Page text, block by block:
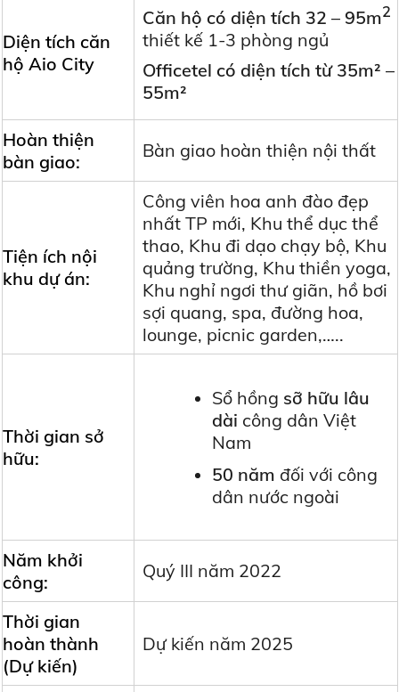
Diện tích căn
hộ Aio City
Căn hộ có diện tích 32 – 95m2
thiết kế 1-3 phòng ngủ
Officetel có diện tích từ 35m² –
55m²
Hoàn thiện
bàn giao:
Bàn giao hoàn thiện nội thất
Tiện ích nội
khu dự án:
Công viên hoa anh đào đẹp
nhất TP mới, Khu thể dục thể
thao, Khu đi dạo chạy bộ, Khu
quảng trường, Khu thiền yoga,
Khu nghỉ ngơi thư giãn, hồ bơi
sợi quang, spa, đường hoa,
lounge, picnic garden,…..
Thời gian sở
hữu:
Sổ hồng sỡ hữu lâu
dài công dân Việt
Nam
50 năm đối với công
dân nước ngoài
Năm khởi
công:
Quý III năm 2022
Thời gian
hoàn thành
(Dự kiến)
Dự kiến năm 2025